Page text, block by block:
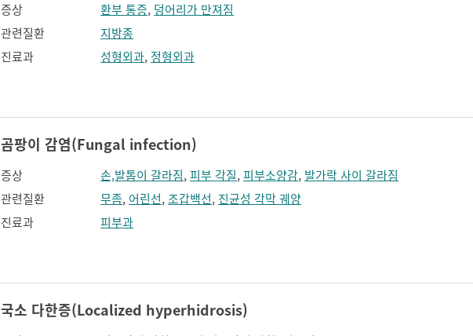
증상 환부 통증, 덩어리가 만져짐
관련질환
지방종
진료과
성형외과, 정형외과
곰팡이 감염(Fungal infection)
증상 손,발톱이 갈라짐,피부 각질,피부소양감, 발가락 사이 갈라짐
관련질환
무좀, 어린선,조갑백선, 진균성 각막 궤양
진료과
피부과
국소 다한증(Localized hyperhidrosis)